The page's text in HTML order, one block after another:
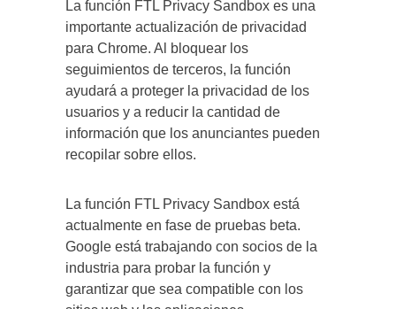
La función FTL Privacy Sandbox es una
importante actualización de privacidad
para Chrome. Al bloquear los
seguimientos de terceros, la función
ayudará a proteger la privacidad de los
usuarios y a reducir la cantidad de
información que los anunciantes pueden
recopilar sobre ellos.
La función FTL Privacy Sandbox está
actualmente en fase de pruebas beta.
Google está trabajando con socios de la
industria para probar la función y
garantizar que sea compatible con los